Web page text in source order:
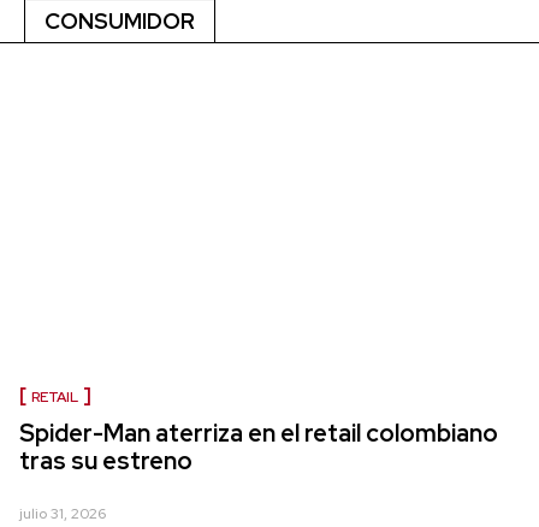
CONSUMIDOR
RETAIL
Spider-Man aterriza en el retail colombiano
tras su estreno
julio 31, 2026